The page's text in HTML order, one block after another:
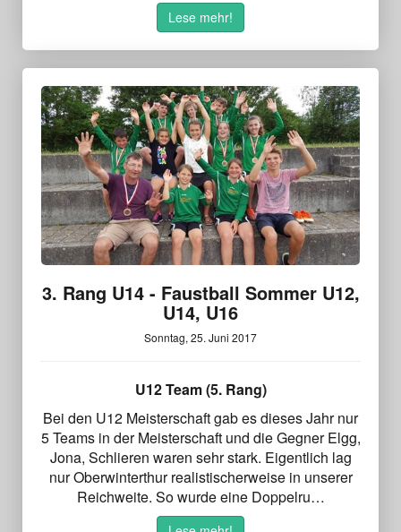
Lese mehr!
3. Rang U14 - Faustball Sommer U12,
U14, U16
Sonntag, 25. Juni 2017
U12 Team (5. Rang)
Bei den U12 Meisterschaft gab es dieses Jahr nur
5 Teams in der Meisterschaft und die Gegner Elgg,
Jona, Schlieren waren sehr stark. Eigentlich lag
nur Oberwinterthur realistischerweise in unserer
Reichweite. So wurde eine Doppelru…